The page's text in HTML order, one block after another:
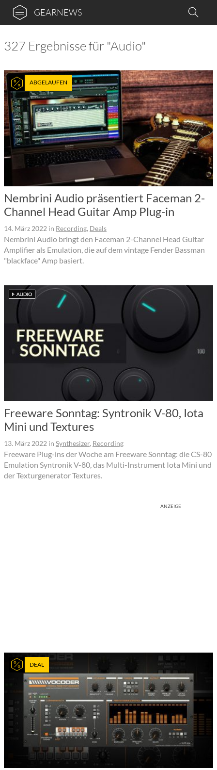
GEARNEWS
327 Ergebnisse für "Audio"
ABGELAUFEN
Nembrini Audio präsentiert Faceman 2-
Channel Head Guitar Amp Plug-in
14. März 2022 in Recording, Deals
Nembrini Audio bringt den Faceman 2-Channel Head Guitar
Amplifier als Emulation, die auf dem vintage Fender Bassman
"blackface" Amp basiert.
Freeware Sonntag: Syntronik V-80, Iota
Mini und Textures
13. März 2022 in Synthesizer, Recording
Freeware Plug-ins der Woche am Freeware Sonntag: die CS-80
Emulation Syntronik V-80, das Multi-Instrument Iota Mini und
der Texturgenerator Textures.
ANZEIGE
DEAL